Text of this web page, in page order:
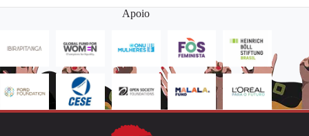
Apoio